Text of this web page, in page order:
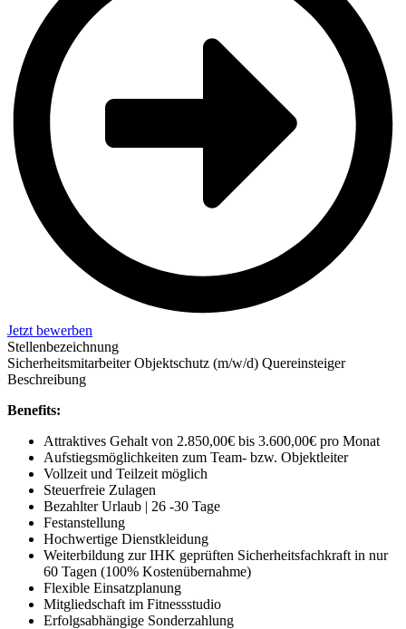
Jetzt bewerben
Stellenbezeichnung
Sicherheitsmitarbeiter Objektschutz (m/w/d) Quereinsteiger
Beschreibung
Benefits:
Attraktives Gehalt von 2.850,00€ bis 3.600,00€ pro Monat
Aufstiegsmöglichkeiten zum Team- bzw. Objektleiter
Vollzeit und Teilzeit möglich
Steuerfreie Zulagen
Bezahlter Urlaub | 26 -30 Tage
Festanstellung
Hochwertige Dienstkleidung
Weiterbildung zur IHK geprüften Sicherheitsfachkraft in nur
60 Tagen (100% Kostenübernahme)
Flexible Einsatzplanung
Mitgliedschaft im Fitnessstudio
Erfolgsabhängige Sonderzahlung